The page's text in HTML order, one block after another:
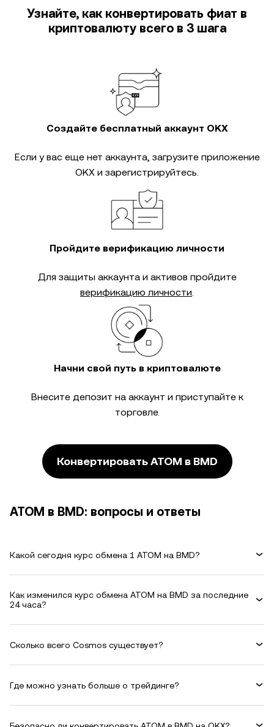
Узнайте, как конвертировать фиат в
криптовалюту всего в 3 шага
Создайте бесплатный аккаунт OKX
Если у вас еще нет аккаунта, загрузите приложение
OKX и зарегистрируйтесь.
Пройдите верификацию личности
Для защиты аккаунта и активов пройдите
верификацию личности.
Начни свой путь в криптовалюте
Внесите депозит на аккаунт и приступайте к
торговле.
Конвертировать ATOM в BMD
ATOM в BMD: вопросы и ответы
Какой сегодня курс обмена 1 ATOM на BMD?
Как изменился курс обмена ATOM на BMD за последние
24 часа?
Сколько всего Cosmos существует?
Где можно узнать больше о трейдинге?